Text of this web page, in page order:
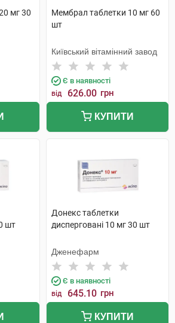
мг 30
Мембрал таблетки 10 мг 60
шт
Київський вітамінний завод
Є в наявності
від 626.00 грн
КУПИТИ
шт
Донекс таблетки
дисперговані 10 мг 30 шт
Дженефарм
Є в наявності
від 645.10 грн
КУПИТИ